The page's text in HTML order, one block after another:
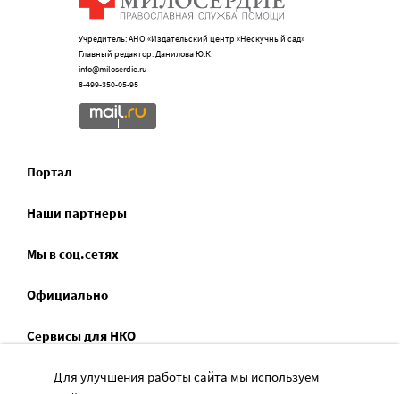
Учредитель: АНО «Издательский центр «Нескучный сад»
Главный редактор: Данилова Ю.К.
info@miloserdie.ru
8-499-350-05-95
Портал
Наши партнеры
Мы в соц.сетях
Официально
Сервисы для НКО
Спецпроекты
Для улучшения работы сайта мы используем